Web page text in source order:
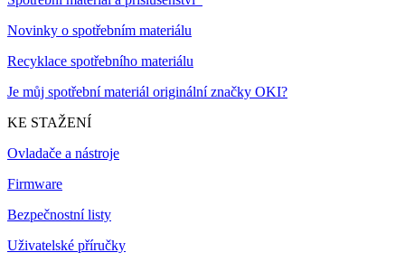
Novinky o spotřebním materiálu
Recyklace spotřebního materiálu
Je můj spotřební materiál originální značky OKI?
KE STAŽENÍ
Ovladače a nástroje
Firmware
Bezpečnostní listy
Uživatelské příručky